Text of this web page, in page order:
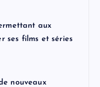
aux
ses films et séries
nouveaux